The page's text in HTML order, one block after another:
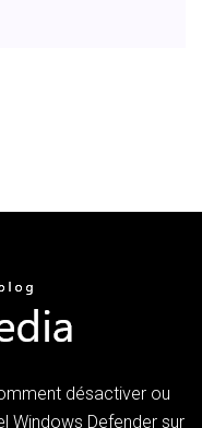
désactiver ou
Windows Defender sur